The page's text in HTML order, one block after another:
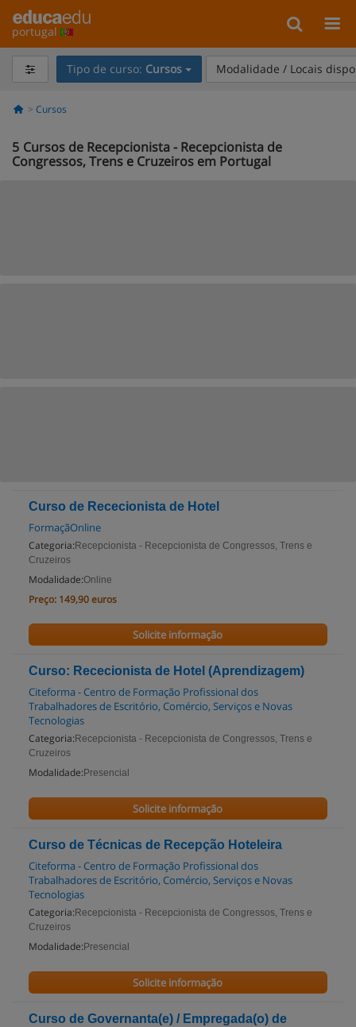
portugal
Tipo de curso: Cursos Modalidade / Locais
Cursos
5 Cursos de Recepcionista - Recepcionista de
Congressos, Trens e Cruzeiros em Portugal
Curso de Rececionista de Hotel
FormaçãOnline
Categoria: Recepcionista - Recepcionista de Congressos, Trens e
Cruzeiros
Modalidade:Online
Preço: 149,90 euros
Solicite informação
Curso: Rececionista de Hotel (Aprendizagem)
Citeforma - Centro de Formação Profissional dos
Trabalhadores de Escritório, Comércio, Serviços e Novas
Tecnologias
Categoria: Recepcionista - Recepcionista de Congressos, Trens e
Cruzeiros
Modalidade: Presencial
Solicite informação
Curso de Técnicas de Recepção Hoteleira
Citeforma - Centro de Formação Profissional dos
Trabalhadores de Escritório, Comércio, Serviços e Novas
Tecnologias
Categoria: Recepcionista - Recepcionista de Congressos, Trens e
Cruzeiros
Modalidade: Presencial
Solicite informação
Curso de Governanta(e) / Empregada(o) de